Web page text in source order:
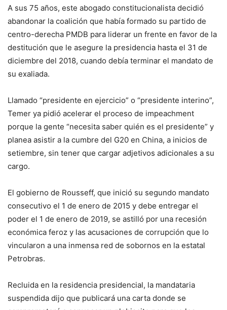
A sus 75 años, este abogado constitucionalista decidió
abandonar la coalición que había formado su partido de
centro-derecha PMDB para liderar un frente en favor de la
destitución que le asegure la presidencia hasta el 31 de
diciembre del 2018, cuando debía terminar el mandato de
su exaliada.
Llamado “presidente en ejercicio” o “presidente interino”,
Temer ya pidió acelerar el proceso de impeachment
porque la gente “necesita saber quién es el presidente” y
planea asistir a la cumbre del G20 en China, a inicios de
setiembre, sin tener que cargar adjetivos adicionales a su
cargo.
El gobierno de Rousseff, que inició su segundo mandato
consecutivo el 1 de enero de 2015 y debe entregar el
poder el 1 de enero de 2019, se astilló por una recesión
económica feroz y las acusaciones de corrupción que lo
vincularon a una inmensa red de sobornos en la estatal
Petrobras.
Recluida en la residencia presidencial, la mandataria
suspendida dijo que publicará una carta donde se